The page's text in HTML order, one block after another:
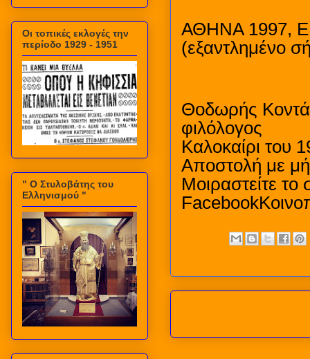
ΑΘΗΝΑ 1997,
(εξαντλημένο
Θοδωρής
φιλόλογος
Καλοκαίρι του
Αποστολή με
Μοιραστείτε το
Οι τοπικές εκλογές την
περίοδο 1929 - 1951
" Ο Στυλοβάτης του
Ελληνισμού "